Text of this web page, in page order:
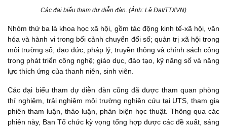
Các đại biểu tham dự diễn đàn. (Ảnh: Lê Đạt/TTXVN)
Nhóm thứ ba là khoa học xã hội, gồm tác động kinh tế-xã hội, văn
hóa và hành vi trong bối cảnh chuyển đổi số; quản trị xã hội trong
môi trường số; đạo đức, pháp lý, truyền thông và chính sách công
trong phát triển công nghệ; giáo dục, đào tạo, kỹ năng số và năng
lực thích ứng của thanh niên, sinh viên.
Các đại biểu tham dự diễn đàn cũng đã được tham quan phòng
thí nghiệm, trải nghiệm môi trường nghiên cứu tại UTS, tham gia
phiên tham luận, thảo luận, phản biện học thuật. Thông qua các
phiên này, Ban Tổ chức kỳ vọng tổng hợp được các đề xuất, sáng